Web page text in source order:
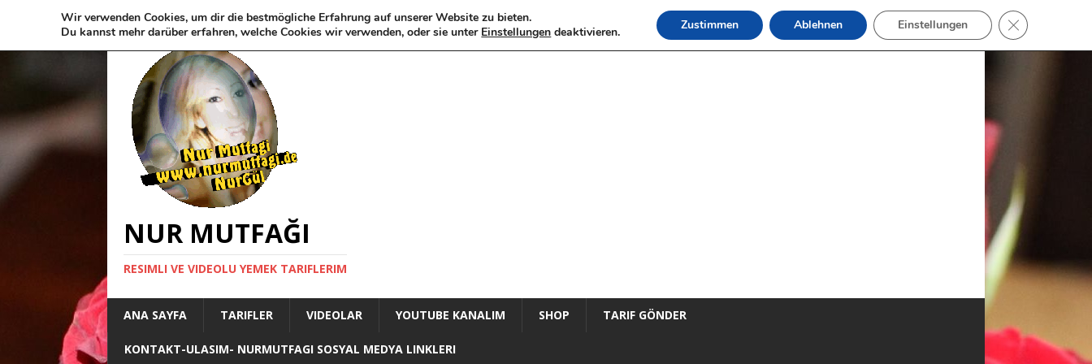
NUR MUTFAĞI
RESIMLI VE VIDEOLU YEMEK TARIFLERIM
ANA SAYFA TARIFLER VIDEOLAR YOUTUBE KANALIM SHOP TARIF GÖNDER
KONTAKT-ULASIM- NURMUTFAGI SOSYAL MEDYA LINKLERI
Wir verwenden Cookies, um dir die bestmögliche Erfahrung auf unserer Website zu bieten.
Du kannst mehr darüber erfahren, welche Cookies wir verwenden, oder sie unter Einstellungen deaktivieren. Zustimmen Ablehnen Einstellungen GDPR Cookie-